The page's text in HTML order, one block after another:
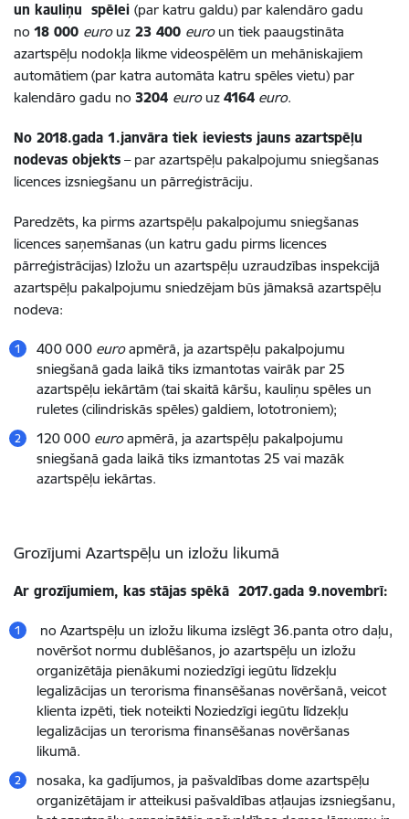
un kauliņu spēlei (par katru galdu) par kalendāro gadu
no 18 000 euro uz 23 400 euroun tiek paaugstināta
azartspēļu nodokļa likme videospēlēm un mehāniskajiem
automātiem (par katra automāta katru spēles vietu) par
kalendāro gadu no 3204 euro uz 4164 euro.
No 2018.gada 1.janvāra tiek ieviests jauns azartspēļu
nodevas objekts – par azartspēļu pakalpojumu sniegšanas
licences izsniegšanu un pārreģistrāciju.
Paredzēts, ka pirms azartspēļu pakalpojumu sniegšanas
licences saņemšanas (un katru gadu pirms licences
pārreģistrācijas) Izložu un azartspēļu uzraudzības inspekcijā
azartspēļu pakalpojumu sniedzējam būs jāmaksā azartspēļu
nodeva:
400 000 euroapmērā, ja azartspēļu pakalpojumu
sniegšanā gada laikā tiks izmantotas vairāk par 25
azartspēļu iekārtām (tai skaitā kāršu, kauliņu spēles un
ruletes (cilindriskās spēles) galdiem, lototroniem);
120 000 euroapmērā, ja azartspēļu pakalpojumu
sniegšanā gada laikā tiks izmantotas 25 vai mazāk
azartspēļu iekārtas.
Grozījumi Azartspēļu un izložu likumā
Ar grozījumiem, kas stājas spēkā 2017.gada 9.novembrī:
no Azartspēļu un izložu likuma izslēgt 36.panta otro daļu,
novēršot normu dublēšanos, jo azartspēļu un izložu
organizētāja pienākumi noziedzīgi iegūtu līdzekļu
legalizācijas un terorisma finansēšanas novēršanā, veicot
klienta izpēti, tiek noteikti Noziedzīgi iegūtu līdzekļu
legalizācijas un terorisma finansēšanas novēršanas
likumā.
nosaka, ka gadījumos, ja pašvaldības dome azartspēļu
organizētājam ir atteikusi pašvaldības atļaujas izsniegšanu,